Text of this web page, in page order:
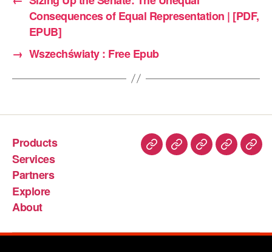
Consequences of Equal Representation | [PDF,
EPUB]
→ Wszechświaty : Free Epub
Products
Services
Partners
Explore
About